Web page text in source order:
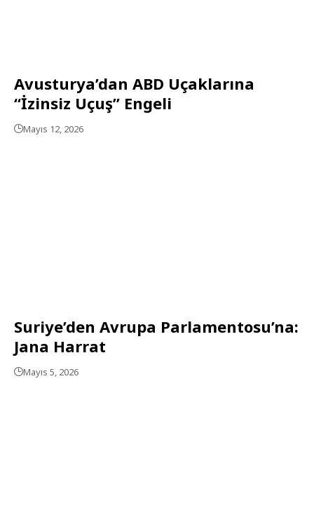
Avusturya’dan ABD Uçaklarına
“İzinsiz Uçuş” Engeli
Mayıs 12, 2026
Suriye’den Avrupa Parlamentosu’na:
Jana Harrat
Mayıs 5, 2026